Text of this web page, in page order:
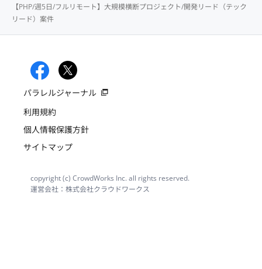
【PHP/週5日/フルリモート】大規模横断プロジェクト/開発リード（テック
リード）案件
パラレルジャーナル
利用規約
個人情報保護方針
サイトマップ
copyright (c) CrowdWorks Inc. all rights reserved.
運営会社：株式会社クラウドワークス